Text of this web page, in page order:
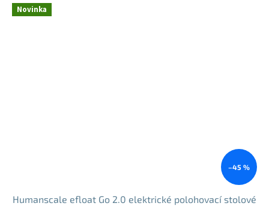
Novinka
–45 %
Humanscale efloat Go 2.0 elektrické polohovací stolové